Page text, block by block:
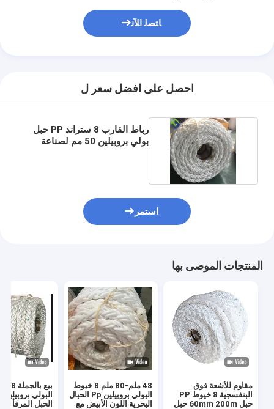
ﺎﺘﺼﻟ ﺍﻶﻧ
احصل على افضل سعر ل
رباط القارب 8 ستراند PP حبل
بولي بروبيلين 50 مم لصناعة
استمر
المنتجات الموصى بها
مقاوم للأشعة فوق
البنفسجية 8 خيوط PP
حبل 60mm 200m حبل
48 ملم-80 ملم 8 خيوط
البولي بروبيلين Pp الحبال
البحرية اللون الأبيض مع
الحبل المرفأ